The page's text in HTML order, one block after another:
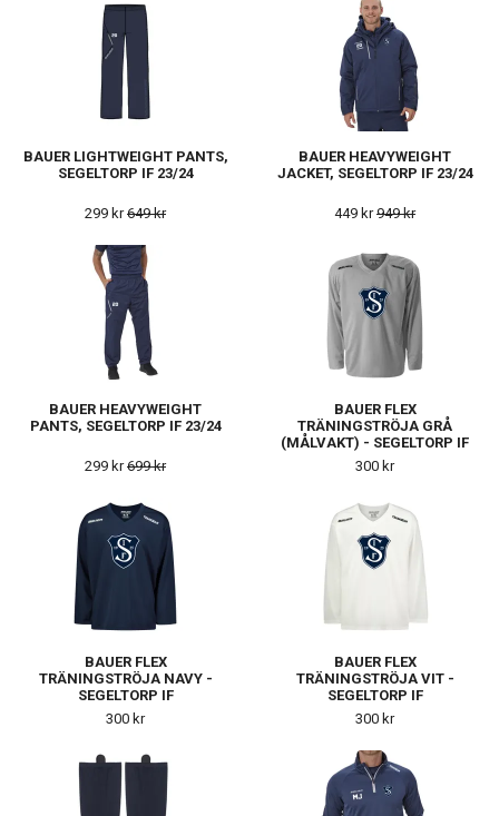
BAUER LIGHTWEIGHT PANTS,
SEGELTORP IF 23/24
299 kr649 kr
BAUER HEAVYWEIGHT
JACKET, SEGELTORP IF 23/24
449 kr949 kr
BAUER HEAVYWEIGHT
PANTS, SEGELTORP IF 23/24
299 kr699 kr
BAUER FLEX
TRÄNINGSTRÖJA GRÅ
(MÅLVAKT) - SEGELTORP IF
300 kr
BAUER FLEX
TRÄNINGSTRÖJA NAVY -
SEGELTORP IF
300 kr
BAUER FLEX
TRÄNINGSTRÖJA VIT -
SEGELTORP IF
300 kr